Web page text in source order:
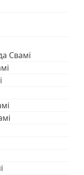
Свамі